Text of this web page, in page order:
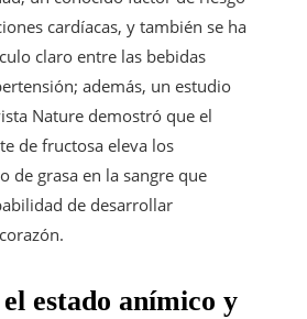
cardíacas, y también se ha
claro entre las bebidas
además, un estudio
Nature demostró que el
de fructosa eleva los
de grasa en la sangre que
de desarrollar
estado anímico y